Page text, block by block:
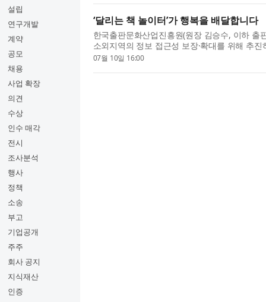
설립
연구개발
계약
공모
채용
사업 확장
의견
수상
인수 매각
전시
조사분석
행사
정책
소송
부고
기업공개
주주
회사 공지
지식재산
인증
‘달리는 책 놀이터’가 행복을 배달합니다
한국출판문화산업진흥원(원장 김승수, 이하 출
소외지역의 정보 접근성 보장·확대를 위해 추진
운영한다. ‘달리는 책 놀이터’란 △전자도서 체
07월 10일 16:00